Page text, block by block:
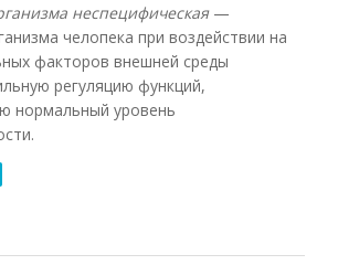
неспецифическая—
челопека при воздействии на
факторов внешней среды
регуляцию функций,
нормальный уровень